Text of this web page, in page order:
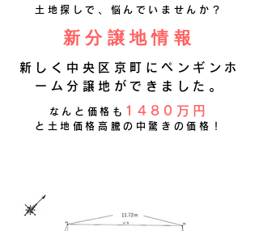
土地探しで、悩んでいませんか？
新分譲地情報
新しく中央区京町にペンギンホ
ーム分譲地ができました。
なんと価格も 1480万円
と土地価格高騰の中驚きの価格！